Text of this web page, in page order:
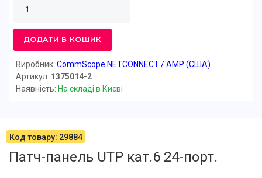
ДОДАТИ В КОШИК
Виробник: CommScope NETCONNECT / AMP (США)
Артикул: 1375014-2
Наявність: На складі в Києві
Код товару: 29884
Патч-панель UTP кат.6 24-порт.